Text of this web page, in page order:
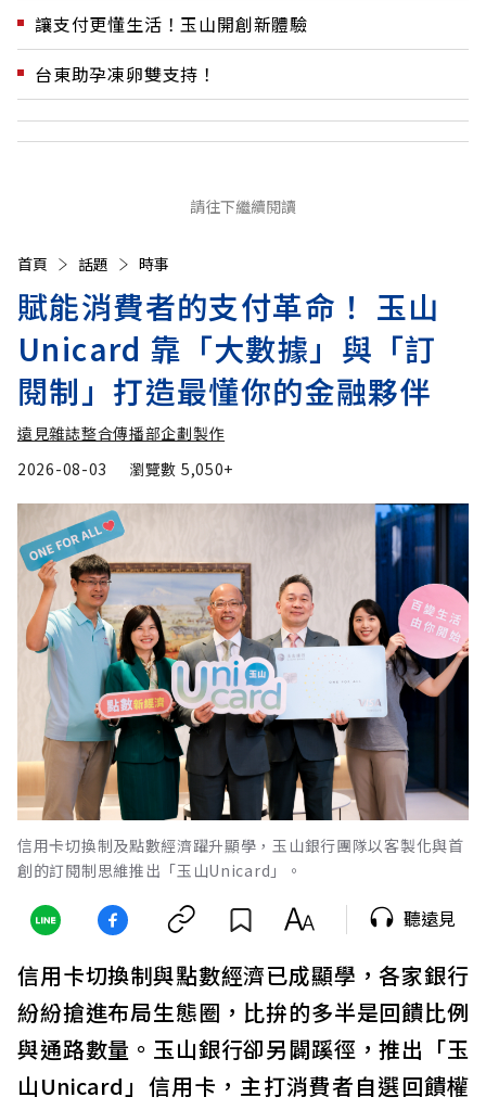
讓支付更懂生活！玉山開創新體驗
台東助孕凍卵雙支持！
請往下繼續閱讀
首頁 話題 時事
賦能消費者的支付革命！ 玉山
Unicard 靠「大數據」與「訂
閱制」打造最懂你的金融夥伴
遠見雜誌整合傳播部企劃製作
2026-08-03
瀏覽數 5,050+
信用卡切換制及點數經濟躍升顯學，玉山銀行團隊以客製化與首
創的訂閱制思維推出「玉山Unicard」。
聽遠見
信用卡切換制與點數經濟已成顯學，各家銀行
紛紛搶進布局生態圈，比拚的多半是回饋比例
與通路數量。玉山銀行卻另闢蹊徑，推出「玉
山Unicard」信用卡，主打消費者自選回饋權